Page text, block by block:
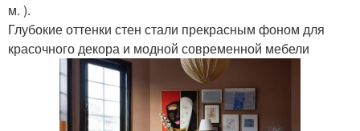
м. ).
Глубокие оттенки стен стали прекрасным фоном для
красочного декора и модной современной мебели